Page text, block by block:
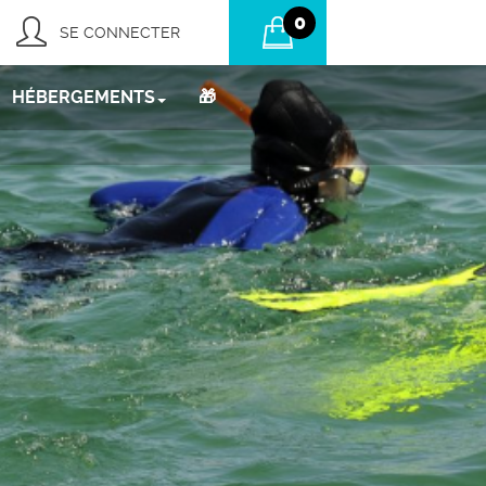
SE CONNECTER 0
HÉBERGEMENTS 🎁